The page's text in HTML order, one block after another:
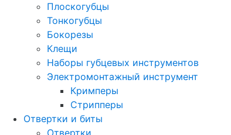
Плоскогубцы
Тонкогубцы
Бокорезы
Клещи
Наборы губцевых инструментов
Электромонтажный инструмент
Кримперы
Стрипперы
Отвертки и биты
Отвертки